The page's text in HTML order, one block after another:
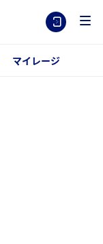
マイレージ